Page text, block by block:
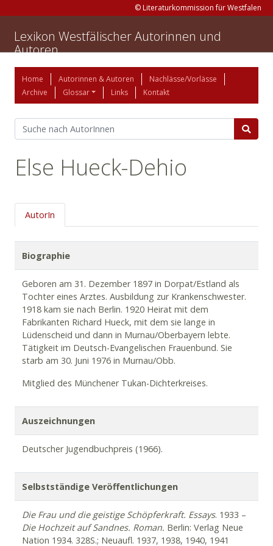
© Literaturkommission für Westfalen
Lexikon Westfälischer Autorinnen und
Autoren
Home Autorinnen & Autoren
Nachlässe/Vorlässe
Archive
Glossar Links Kontakt
Else Hueck-Dehio
AutorIn
Biographie
Geboren am 31. Dezember 1897 in Dorpat/Estland als
Tochter eines Arztes. Ausbildung zur Krankenschwester.
1918 kam sie nach Berlin. 1920 Heirat mit dem
Fabrikanten Richard Hueck, mit dem sie lange in
Lüdenscheid und dann in Murnau/Oberbayern lebte.
Tätigkeit im Deutsch-Evangelischen Frauenbund. Sie
starb am 30. Juni 1976 in Murnau/Obb.
Mitglied des Münchener Tukan-Dichterkreises.
Auszeichnungen
Deutscher Jugendbuchpreis (1966).
Selbstständige Veröffentlichungen
Die Frau und die geistige Schöpferkraft. Essays. 1933 –
Die Hochzeit auf Sandnes. Roman. Berlin: Verlag Neue
Nation 1934. 328S.; Neuaufl. 1937, 1938, 1940, 1941